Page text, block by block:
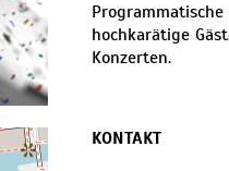
hochkarätige
Konzerten.
KONTAKT